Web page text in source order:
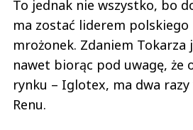
To jednak nie wszystko, bo
ma zostać liderem
mrożonek. Zdaniem
nawet biorąc pod uwagę, że
rynku – Iglotex, ma dwa
Renu.